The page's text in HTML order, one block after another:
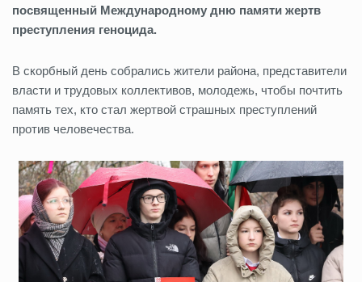
посвященный Международному дню памяти жертв
преступления геноцида.
В скорбный день собрались жители района, представители
власти и трудовых коллективов, молодежь, чтобы почтить
память тех, кто стал жертвой страшных преступлений
против человечества.